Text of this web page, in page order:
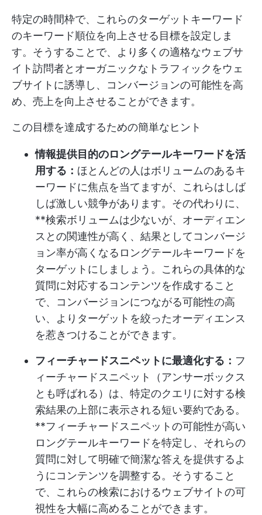
特定の時間枠で、これらのターゲットキーワード
のキーワード順位を向上させる目標を設定しま
す。そうすることで、より多くの適格なウェブサ
イト訪問者とオーガニックなトラフィックをウェ
ブサイトに誘導し、コンバージョンの可能性を高
め、売上を向上させることができます。
この目標を達成するための簡単なヒント
情報提供目的のロングテールキーワードを活
用する： ほとんどの人はボリュームのあるキ
ーワードに焦点を当てますが、これらはしば
しば激しい競争があります。その代わりに、
**検索ボリュームは少ないが、オーディエン
スとの関連性が高く、結果としてコンバージ
ョン率が高くなるロングテールキーワードを
ターゲットにしましょう。これらの具体的な
質問に対応するコンテンツを作成すること
で、コンバージョンにつながる可能性の高
い、よりターゲットを絞ったオーディエンス
を惹きつけることができます。
フィーチャードスニペットに最適化する： フ
ィーチャードスニペット（アンサーボックス
とも呼ばれる）は、特定のクエリに対する検
索結果の上部に表示される短い要約である。
**フィーチャードスニペットの可能性が高い
ロングテールキーワードを特定し、それらの
質問に対して明確で簡潔な答えを提供するよ
うにコンテンツを調整する。そうすること
で、これらの検索におけるウェブサイトの可
視性を大幅に高めることができます。